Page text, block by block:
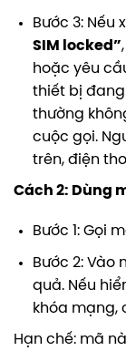
Bước 3: Nếu
SIM locked”,
hoặc yêu
thiết bị đang
thường
cuộc gọi.
trên, điện
Cách 2: Dùng
Bước 1: Gọi
Bước 2: Vào
quả. Nếu
khóa mạng,
Hạn chế: mã